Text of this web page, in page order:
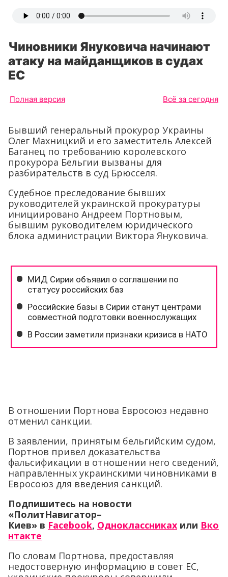
Чиновники Януковича начинают
атаку на майданщиков в судах
ЕС
Полная версия Всё за сегодня
Бывший генеральный прокурор Украины
Олег Махницкий и его заместитель Алексей
Баганец по требованию королевского
прокурора Бельгии вызваны для
разбирательств в суд Брюсселя.
Судебное преследование бывших
руководителей украинской прокуратуры
инициировано Андреем Портновым,
бывшим руководителем юридического
блока администрации Виктора Януковича.
В отношении Портнова Евросоюз недавно
отменил санкции.
В заявлении, принятым бельгийским судом,
Портнов привел доказательства
фальсификации в отношении него сведений,
направленных украинскими чиновниками в
Евросоюз для введения санкций.
Подпишитесь на новости
«ПолитНавигатор–
Киев» в Facebook, Одноклассниках или Вко
нтакте
По словам Портнова, предоставляя
недостоверную информацию в совет ЕС,